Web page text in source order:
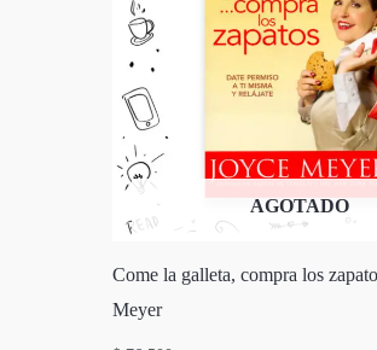
AGOTADO
Come la galleta, compra los
Meyer